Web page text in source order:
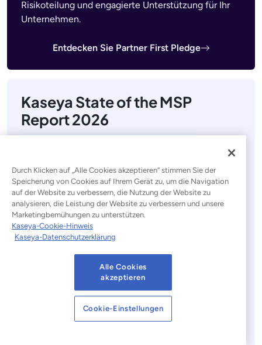
Risikoteilung und engagierte Unterstützung für Ihr
Unternehmen.
Entdecken Sie Partner First Pledge
Kaseya State of the MSP
Report 2026
Erhalten Sie MSP-Einblicke für 2026 von über 1.000
Anbietern und erfahren Sie, wie Sie Ihren Umsatz
steigern, sich an den Marktdruck anpassen und
wettbewerbsfähig bleiben können.
Durch Klicken auf „Alle Cookies akzeptieren“ stimmen Sie der
Speicherung von Cookies auf Ihrem Gerät zu, um die Navigation
auf der Website zu verbessern, die Nutzung der Website zu
analysieren, die Leistung der Website zu verbessern und unsere
Marketingbemühungen zu unterstützen.
Kaseya-Cookie-Hinweis
Kaseya-Datenschutzerklärung
Alle Cookies
akzeptieren
Cookie-Einstellungen